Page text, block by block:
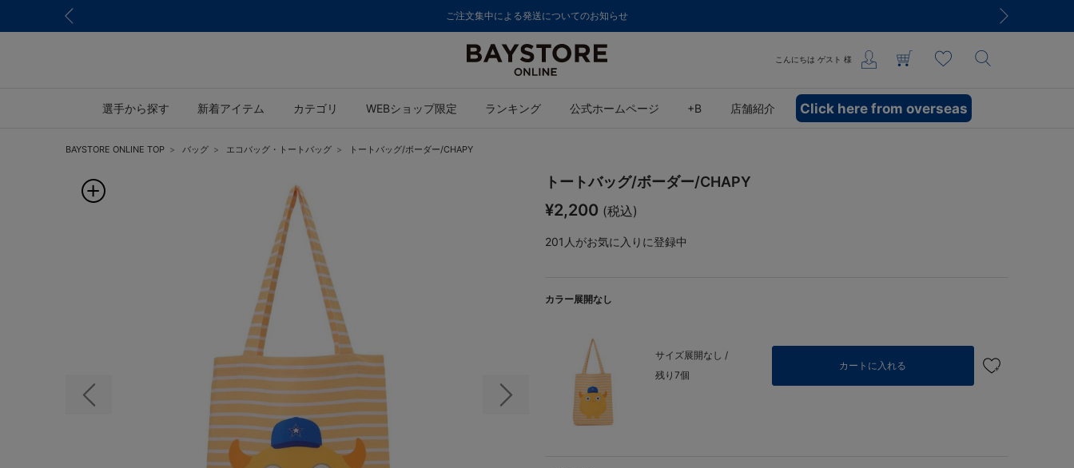
ご注文集中による発送についてのお知らせ
こんにちは ゲスト 様
選手から探す 新着アイテム カテゴリ WEBショップ限定 ランキング 公式ホームページ +B 店舗紹介 Click here from overseas
BAYSTORE ONLINE TOP バッグ エコバッグ・トートバッグ トートバッグ/ボーダー/CHAPY
前の画像 次の画像
トートバッグ/ボーダー/CHAPY
¥2,200 (税込)
201 人がお気に入りに登録中
カラー展開なし
サイズ展開なし /
残り7個
カートに入れる